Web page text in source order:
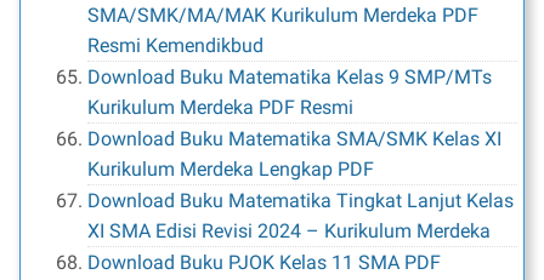
SMA/SMK/MA/MAK Kurikulum Merdeka PDF
Resmi Kemendikbud
Download Buku Matematika Kelas 9 SMP/MTs
Kurikulum Merdeka PDF Resmi
Download Buku Matematika SMA/SMK Kelas XI
Kurikulum Merdeka Lengkap PDF
Download Buku Matematika Tingkat Lanjut Kelas
XI SMA Edisi Revisi 2024 – Kurikulum Merdeka
Download Buku PJOK Kelas 11 SMA PDF